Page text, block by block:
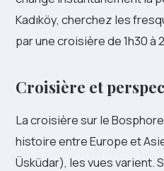
Kadıköy, cherchez les
par une croisière de 1h30
Croisière et
La croisière sur le
histoire entre Europe et
Üsküdar), les vues varient.